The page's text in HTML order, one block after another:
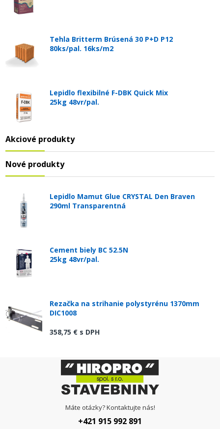
Tehla Britterm Brúsená 30 P+D P12
80ks/pal. 16ks/m2
Lepidlo flexibilné F-DBK Quick Mix
25kg 48vr/pal.
Akciové produkty
Nové produkty
Lepidlo Mamut Glue CRYSTAL Den Braven
290ml Transparentná
Cement biely BC 52.5N
25kg 48vr/pal.
Rezačka na strihanie polystyrénu 1370mm
DIC1008
358,75 € s DPH
Máte otázky? Kontaktujte nás!
+421 915 992 891